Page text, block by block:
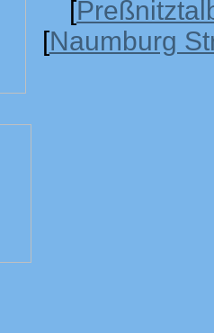
[
[Naumburg